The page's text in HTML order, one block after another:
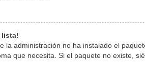
lista!
la administración no ha instalado el
que necesita. Si el paquete no existe,